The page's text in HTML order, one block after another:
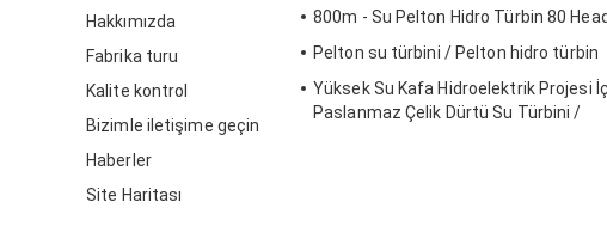
Hakkımızda
Fabrika turu
Kalite kontrol
Bizimle iletişime geçin
Haberler
Site Haritası
800m - Su Pelton Hidro Türbin 80
Pelton su türbini / Pelton hidro türbin
Yüksek Su Kafa Hidroelektrik Projesi
Paslanmaz Çelik Dürtü Su Türbini /